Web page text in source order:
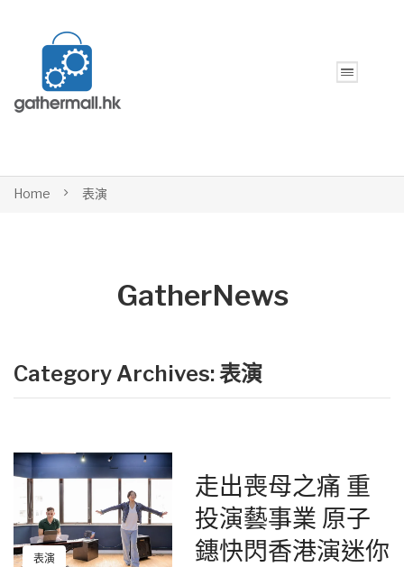
Home 表演
GatherNews
Category Archives:表演
表演
走出喪母之痛 重
投演藝事業 原子
鏸快閃香港演迷你